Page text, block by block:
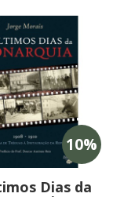
10%
Dias da